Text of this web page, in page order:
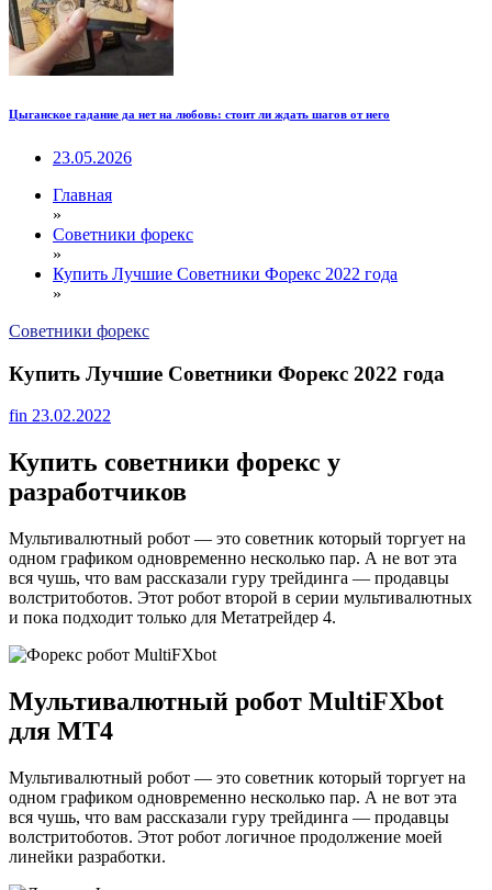
Цыганское гадание да нет на любовь: стоит ли ждать шагов от него
23.05.2026
Главная
»
Советники форекс
»
Купить Лучшие Советники Форекс 2022 года
»
Советники форекс
Купить Лучшие Советники Форекс 2022 года
fin 23.02.2022
Купить советники форекс у
разработчиков
Мультивалютный робот — это советник который торгует на
одном графиком одновременно несколько пар. А не вот эта
вся чушь, что вам рассказали гуру трейдинга — продавцы
волстритоботов. Этот робот второй в серии мультивалютных
и пока подходит только для Метатрейдер 4.
Мультивалютный робот MultiFXbot
для МТ4
Мультивалютный робот — это советник который торгует на
одном графиком одновременно несколько пар. А не вот эта
вся чушь, что вам рассказали гуру трейдинга — продавцы
волстритоботов. Этот робот логичное продолжение моей
линейки разработки.